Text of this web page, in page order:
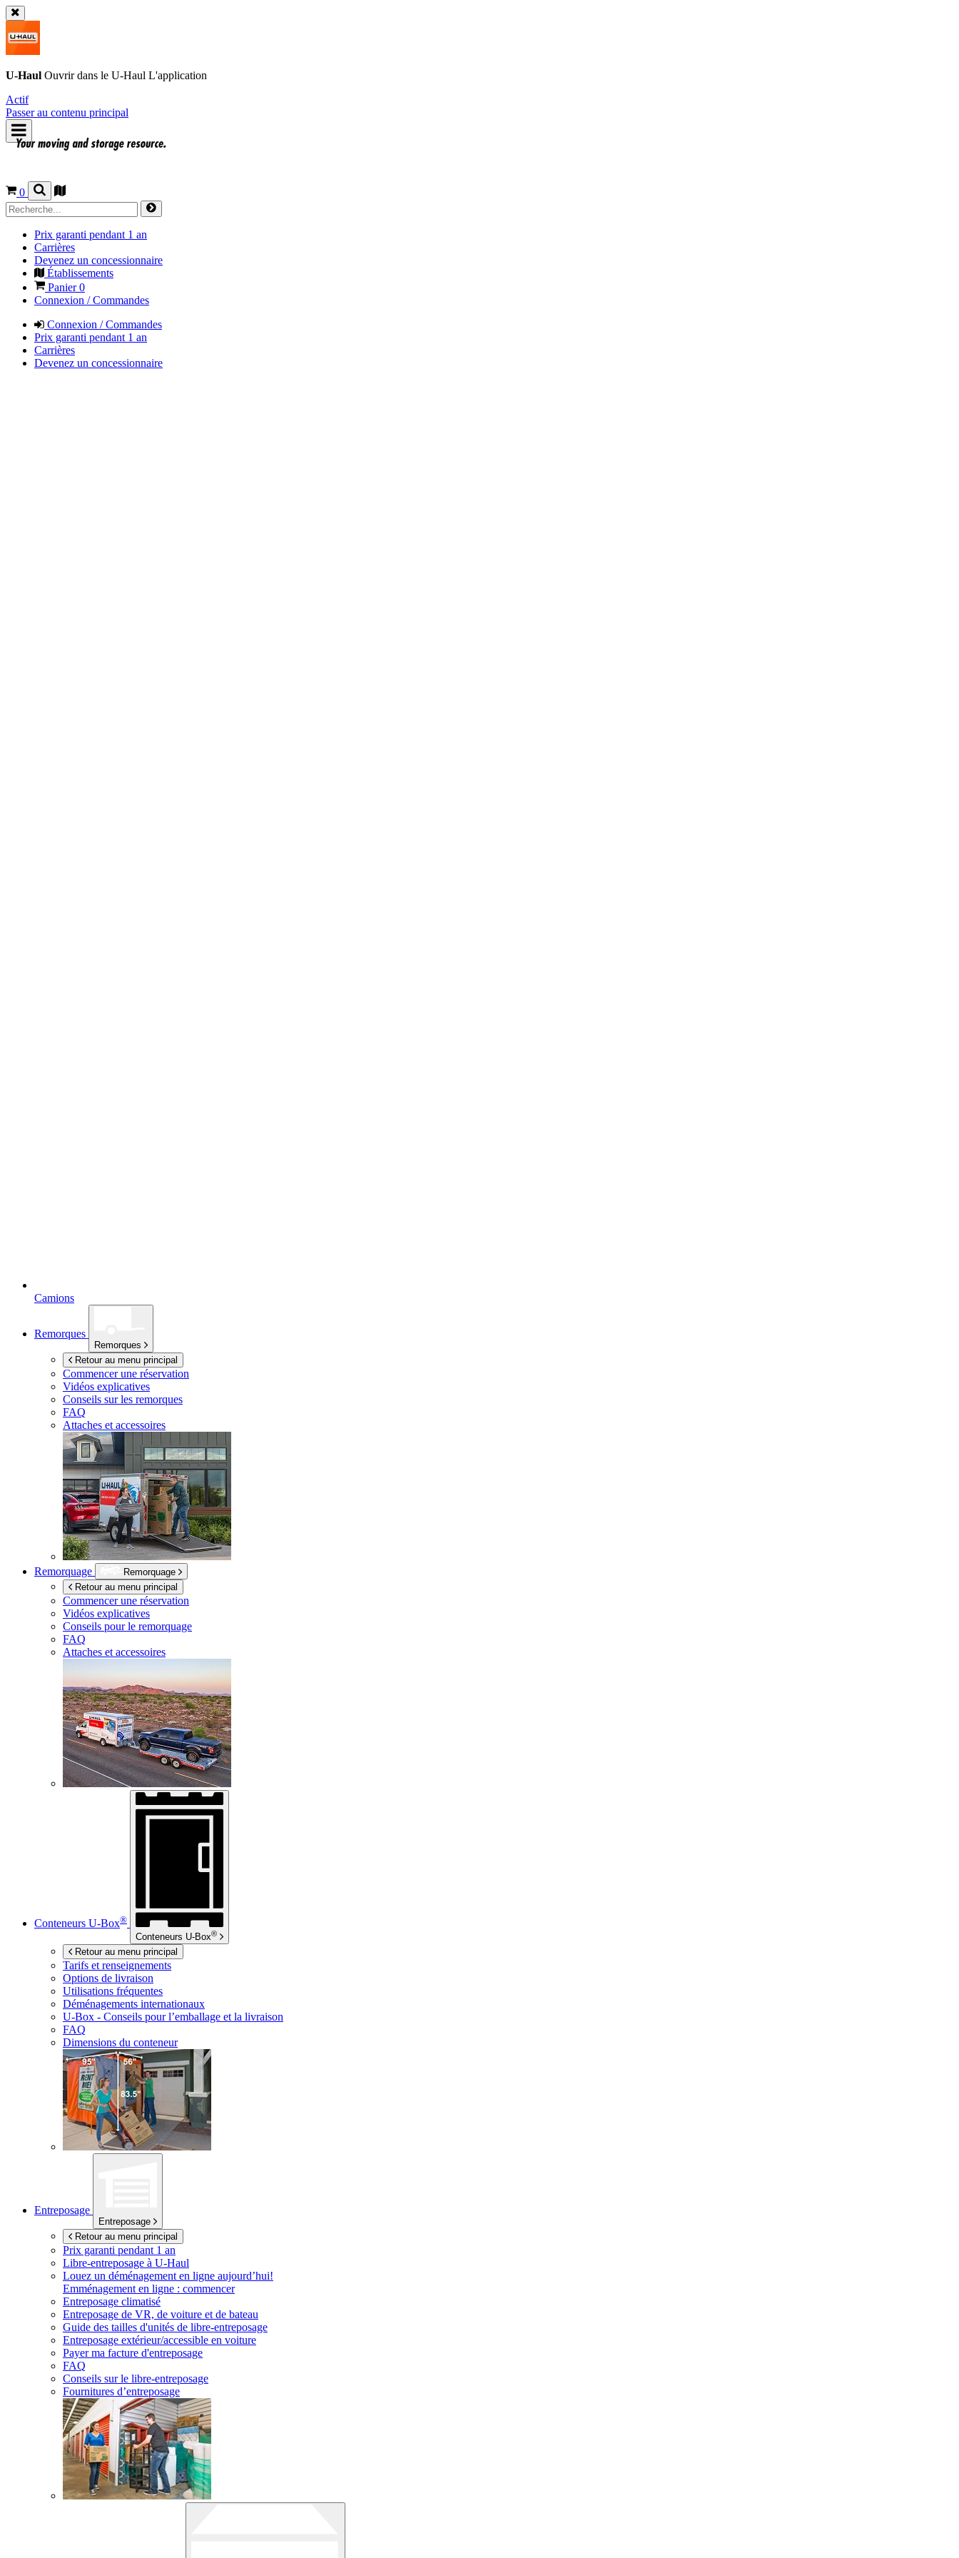
U-Haul Ouvrir dans le U-Haul L'application
Actif
Passer au contenu principal
0
Prix garanti pendant 1 an
Carrières
Devenez un concessionnaire
Établissements
Panier0
Connexion / Commandes
Connexion / Commandes
Prix garanti pendant 1 an
Carrières
Devenez un concessionnaire
Camions
Remorques
Remorques
Retour au menu principal
Commencer une réservation
Vidéos explicatives
Conseils sur les remorques
FAQ
Attaches et accessoires
Remorquage
Remorquage
Retour au menu principal
Commencer une réservation
Vidéos explicatives
Conseils pour le remorquage
FAQ
Attaches et accessoires
Conteneurs U-Box®
Conteneurs U-Box®
Retour au menu principal
Tarifs et renseignements
Options de livraison
Utilisations fréquentes
Déménagements internationaux
U-Box - Conseils pour l’emballage et la livraison
FAQ
Dimensions du conteneur
Entreposage
Entreposage
Retour au menu principal
Prix garanti pendant 1 an
Libre-entreposage à U-Haul
Louez un déménagement en ligne aujourd’hui!
Emménagement en ligne : commencer
Entreposage climatisé
Entreposage de VR, de voiture et de bateau
Guide des tailles d'unités de libre-entreposage
Entreposage extérieur/accessible en voiture
Payer ma facture d'entreposage
FAQ
Conseils sur le libre-entreposage
Fournitures d’entreposage